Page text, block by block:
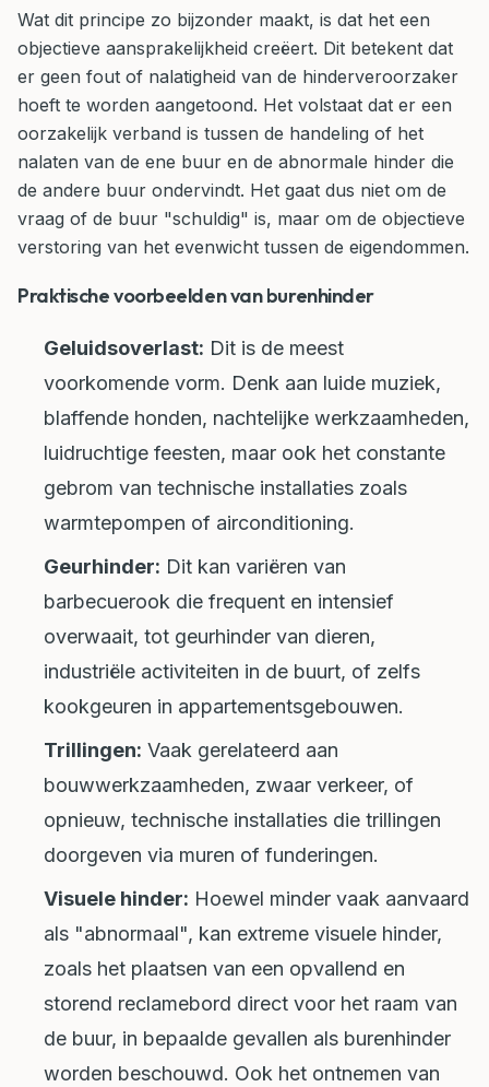
Wat dit principe zo bijzonder maakt, is dat het een
objectieve aansprakelijkheid creëert. Dit betekent dat
er geen fout of nalatigheid van de hinderveroorzaker
hoeft te worden aangetoond. Het volstaat dat er een
oorzakelijk verband is tussen de handeling of het
nalaten van de ene buur en de abnormale hinder die
de andere buur ondervindt. Het gaat dus niet om de
vraag of de buur "schuldig" is, maar om de objectieve
verstoring van het evenwicht tussen de eigendommen.
Praktische voorbeelden van burenhinder
Geluidsoverlast: Dit is de meest
voorkomende vorm. Denk aan luide muziek,
blaffende honden, nachtelijke werkzaamheden,
luidruchtige feesten, maar ook het constante
gebrom van technische installaties zoals
warmtepompen of airconditioning.
Geurhinder: Dit kan variëren van
barbecuerook die frequent en intensief
overwaait, tot geurhinder van dieren,
industriële activiteiten in de buurt, of zelfs
kookgeuren in appartementsgebouwen.
Trillingen: Vaak gerelateerd aan
bouwwerkzaamheden, zwaar verkeer, of
opnieuw, technische installaties die trillingen
doorgeven via muren of funderingen.
Visuele hinder: Hoewel minder vaak aanvaard
als "abnormaal", kan extreme visuele hinder,
zoals het plaatsen van een opvallend en
storend reclamebord direct voor het raam van
de buur, in bepaalde gevallen als burenhinder
worden beschouwd. Ook het ontnemen van